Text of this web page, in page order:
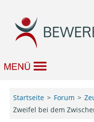
Job & Karriere
Startseite Forum
Zweifel bei dem